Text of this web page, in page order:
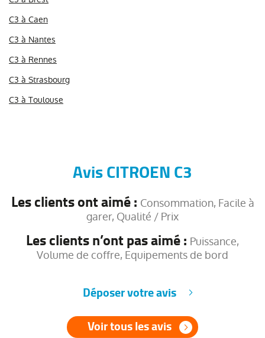
C3 à Caen
C3 à Nantes
C3 à Rennes
C3 à Strasbourg
C3 à Toulouse
Avis CITROEN C3
Les clients ont aimé : Consommation, Facile à
garer, Qualité / Prix
Les clients n’ont pas aimé : Puissance,
Volume de coffre, Equipements de bord
Déposer votre avis
Voir tous les avis